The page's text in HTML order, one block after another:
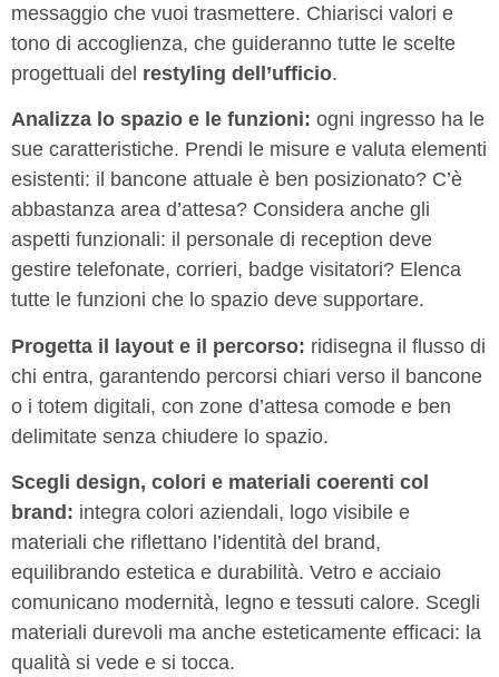
messaggio che vuoi trasmettere. Chiarisci valori e
tono di accoglienza, che guideranno tutte le scelte
progettuali del restyling dell’ufficio.
Analizza lo spazio e le funzioni: ogni ingresso ha le
sue caratteristiche. Prendi le misure e valuta elementi
esistenti: il bancone attuale è ben posizionato? C’è
abbastanza area d’attesa? Considera anche gli
aspetti funzionali: il personale di reception deve
gestire telefonate, corrieri, badge visitatori? Elenca
tutte le funzioni che lo spazio deve supportare.
Progetta il layout e il percorso: ridisegna il flusso di
chi entra, garantendo percorsi chiari verso il bancone
o i totem digitali, con zone d’attesa comode e ben
delimitate senza chiudere lo spazio.
Scegli design, colori e materiali coerenti col
brand: integra colori aziendali, logo visibile e
materiali che riflettano l’identità del brand,
equilibrando estetica e durabilità. Vetro e acciaio
comunicano modernità, legno e tessuti calore. Scegli
materiali durevoli ma anche esteticamente efficaci: la
qualità si vede e si tocca.